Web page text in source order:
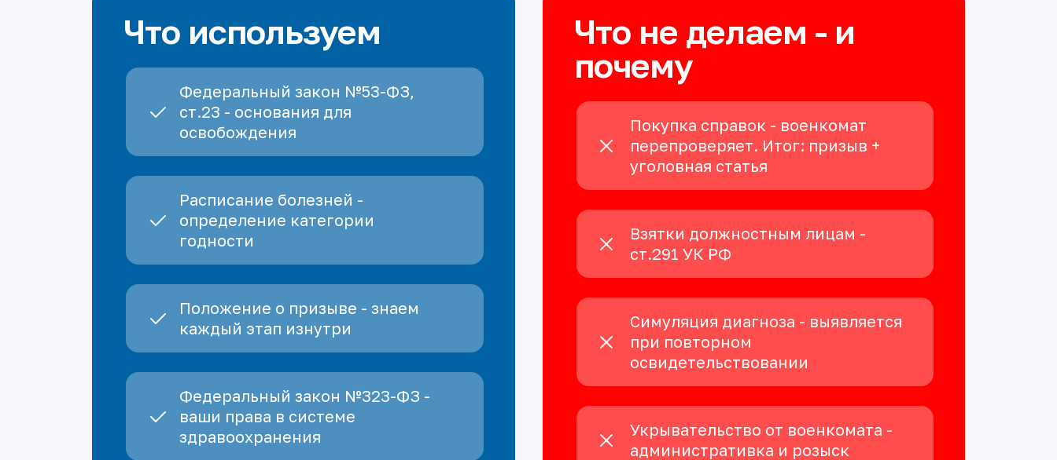
Что используем
Федеральный закон №53-ФЗ,
ст.23 - основания для
освобождения
Расписание болезней -
определение категории
годности
Положение о призыве - знаем
каждый этап изнутри
Федеральный закон №323-ФЗ -
ваши права в системе
здравоохранения
Что не делаем - и
почему
Покупка справок - военкомат
перепроверяет. Итог: призыв +
уголовная статья
Взятки должностным лицам -
ст.291 УК РФ
Симуляция диагноза - выявляется
при повторном
освидетельствовании
Укрывательство от военкомата -
административка и розыск